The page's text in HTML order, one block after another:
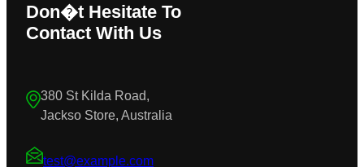
Don�t Hesitate To
Contact With Us
380 St Kilda Road,
Jackso Store, Australia
test@example.com